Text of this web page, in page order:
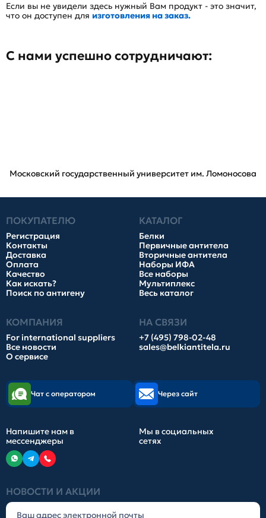
Если вы не увидели здесь нужный Вам продукт - это значит,
что он доступен для изготовления на заказ.
С нами успешно сотрудничают:
Московский государственный университет им. Ломоносова
ПОКУПАТЕЛЮ
Регистрация
Контакты
Доставка
Оплата
Качество
Как искать?
Поиск по антигену
КАТАЛОГ
Белки
Первичные антитела
Вторичные антитела
Наборы ИФА
Все наборы
Мультиплекс
Весь каталог
КОМПАНИЯ
For international suppliers
Все новости
О сервисе
НА СВЯЗИ
+7 (495) 798-02-48
sales@belkiantitela.ru
НОВОСТИ И АКЦИИ
Чат с оператором Через сайт
Напишите нам в
мессенджеры
Мы в социальных
сетях